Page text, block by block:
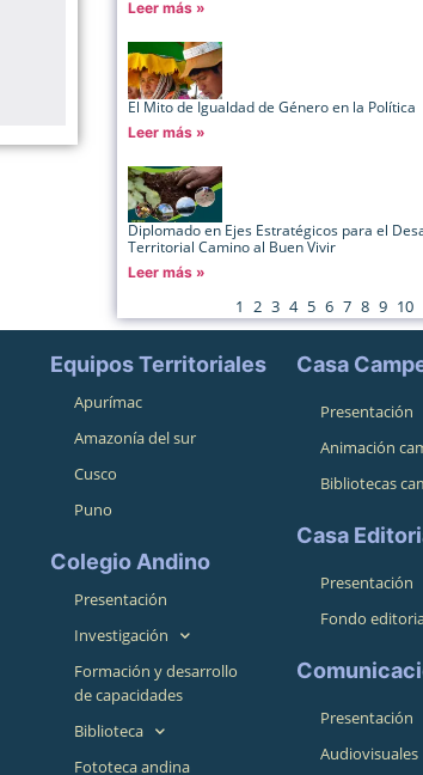
Leer más »
El Mito de Igualdad de Género en la Política
Leer más »
Diplomado en Ejes Estratégicos para el
Territorial Camino al Buen Vivir
Leer más »
1 2 3 4 5 6 7 8 9 10
Equipos Territoriales
Apurímac
Amazonía del sur
Cusco
Puno
Colegio Andino
Presentación
Investigación
Formación y desarrollo
de capacidades
Biblioteca
Fototeca andina
Casa
Presentación
Animación
Bibliotecas
Casa
Presentación
Fondo
Presentación
Audiovisuales